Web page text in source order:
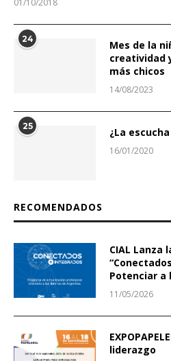
24
Mes de la
creatividad
más chicos
14/08/2023
25 ¿La
16/01/2020
RECOMENDADOS
CIAL Lanza
Potenciar a
11/05/2026
liderazgo